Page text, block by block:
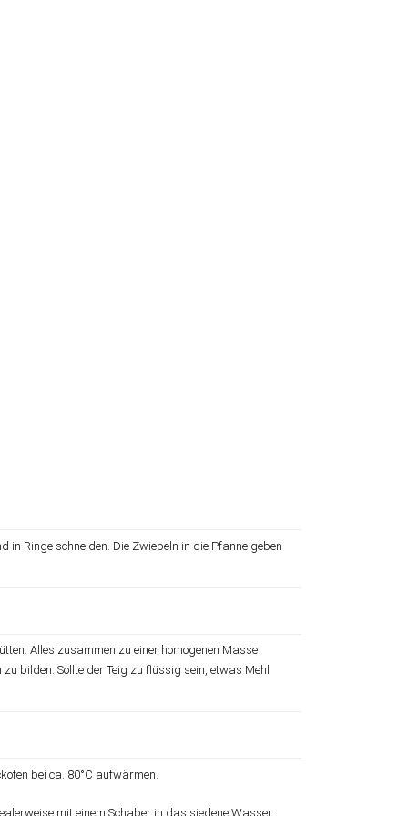
Ringe schneiden. Die Zwiebeln in die Pfanne geben
Alles zusammen zu einer homogenen Masse
bilden. Sollte der Teig zu flüssig sein, etwas Mehl
bei ca. 80°C aufwärmen.
mit einem Schaber in das siedene Wasser